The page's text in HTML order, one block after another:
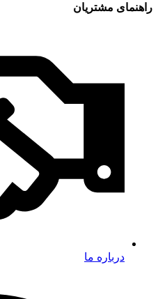
راهنمای مشتریان
درباره ما